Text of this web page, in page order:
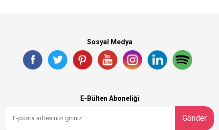
Sosyal Medya
E-Bülten Aboneliği
Gönder